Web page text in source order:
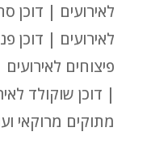
לאירועים | דוכן
לאירועים | דוכן
פיצוחים לאירועים
| דוכן שוקולד
מתוקים מרוקאי